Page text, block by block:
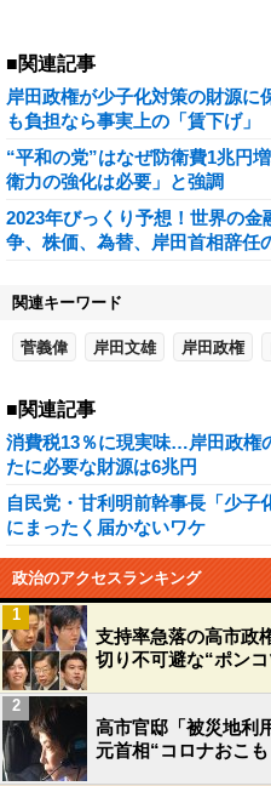
■関連記事
岸田政権が少子化対策の財源に
も負担なら事実上の「賃下げ」
“平和の党”はなぜ防衛費1兆円
衛力の強化は必要」と強調
2023年びっくり予想！世界の
争、株価、為替、岸田首相辞任
関連キーワード
菅義偉 岸田文雄 岸田政権
■関連記事
消費税13％に現実味…岸田政権
たに必要な財源は6兆円
自民党・甘利明前幹事長「少子
にまったく届かないワケ
政治のアクセスランキング
支持率急落の高市政
切り不可避な“ポン
1
高市官邸「被災地利
元首相“コロナおこ
2